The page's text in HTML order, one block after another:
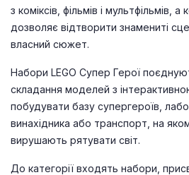
з коміксів, фільмів і мультфільмів,
дозволяє відтворити знамениті
власний сюжет.
Набори LEGO Супер Герої
складання моделей з
побудувати базу супергероїв,
винахідника або транспорт, на
вирушають рятувати світ.
До категорії входять набори,